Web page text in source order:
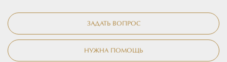
ЗАДАТЬ ВОПРОС
НУЖНА ПОМОЩЬ